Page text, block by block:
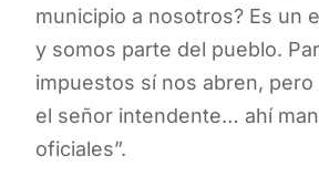
municipio a nosotros? Es un
y somos parte del pueblo.
impuestos sí nos abren,
el señor intendente… ahí
oficiales”.